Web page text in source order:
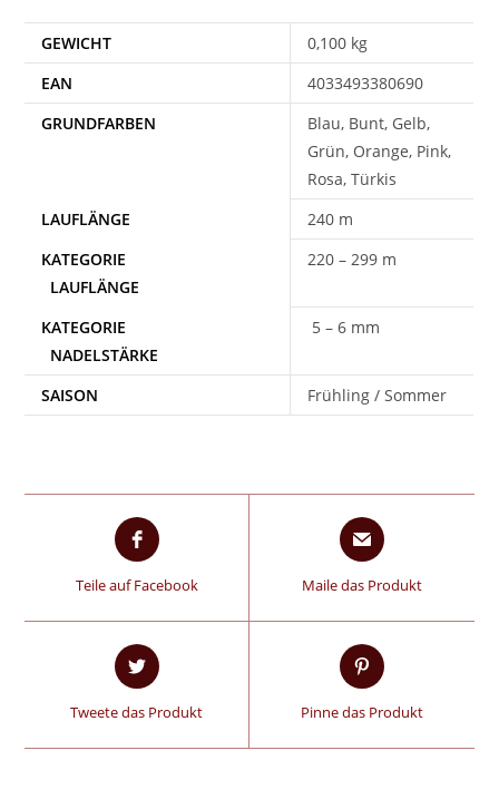
GEWICHT
0,100 kg
EAN
4033493380690
Blau, Bunt, Gelb,
Grün, Orange, Pink,
Rosa, Türkis
240 m
220 – 299 m
5 – 6 mm
SAISON Frühling / Sommer
Teile auf Facebook Maile das Produkt
Tweete das Produkt Pinne das Produkt